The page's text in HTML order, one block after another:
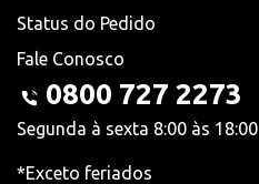
Status do Pedido
Fale Conosco
0800 727 2273
Segunda à sexta 8:00 às 18:00
*Exceto feriados